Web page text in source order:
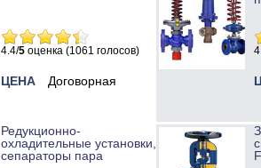
4.4/5 оценка (1061 голосов)
ЦЕНА Договорная
Редукционно-
охладительные установки,
сепараторы пара